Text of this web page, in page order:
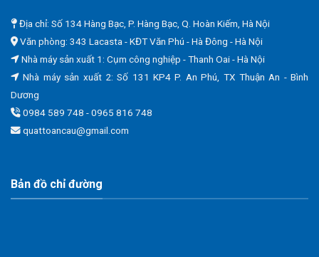
Địa chỉ: Số 134 Hàng Bạc, P. Hàng Bạc, Q. Hoàn Kiếm, Hà Nội
Văn phòng: 343 Lacasta - KĐT Văn Phú - Hà Đông - Hà Nội
Nhà máy sản xuất 1: Cụm công nghiệp - Thanh Oai - Hà Nội
Nhà máy sản xuất 2: Số 131 KP4 P. An Phú, TX Thuận An - Bình
Dương
0984 589 748 - 0965 816 748
quattoancau@gmail.com
Bản đồ chỉ đường